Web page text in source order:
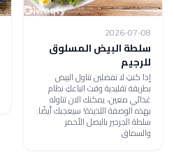
2026-07-08
سلطة البيض المسلوق
للرجيم
إذا كنتِ لا تفضلين تناول البيض
بطريقة تقليدية وقت اتباعكِ نظام
غذائي معين، يمكنك الان تناوله
بهذه الوصفة اللذيذة! سيعجبك أيضًا:
سلطة الجرجير بالبصل الأحمر
والسماق